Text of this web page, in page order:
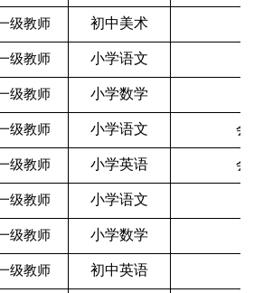
级教师 初中美术
级教师 小学语文
级教师 小学数学
级教师 小学语文 会
级教师 小学英语 会
级教师 小学语文
级教师 小学数学
级教师 初中英语